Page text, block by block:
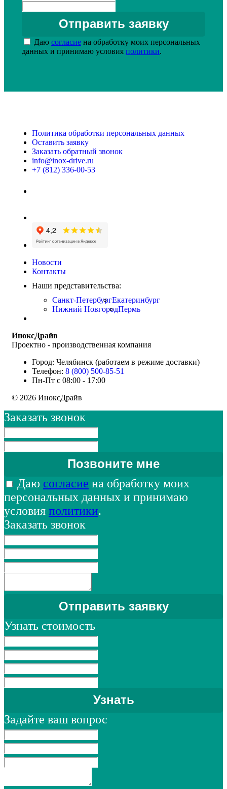
Даю согласие на обработку моих персональных
данных и принимаю условия политики.
Политика обработки персональных данных
Оставить заявку
Заказать обратный звонок
info@inox-drive.ru
+7 (812) 336-00-53
Новости
Контакты
Наши представительства:
Санкт-ПетербургЕкатеринбург
Нижний НовгородПермь
ИноксДрайв
Проектно - производственная компания
Город: Челябинск (работаем в режиме доставки)
Телефон: 8 (800) 500-85-51
Пн-Пт с 08:00 - 17:00
© 2026 ИноксДрайв
Заказать звонок
Даю согласие на обработку моих
персональных данных и принимаю
условия политики.
Заказать звонок
Узнать стоимость
Задайте ваш вопрос